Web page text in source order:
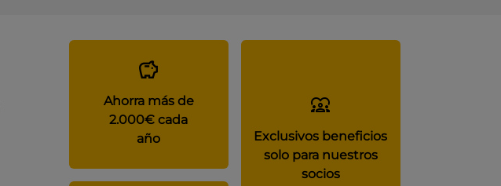
Ahorra más de
2.000€ cada
año
Exclusivos beneficios
solo para nuestros
socios